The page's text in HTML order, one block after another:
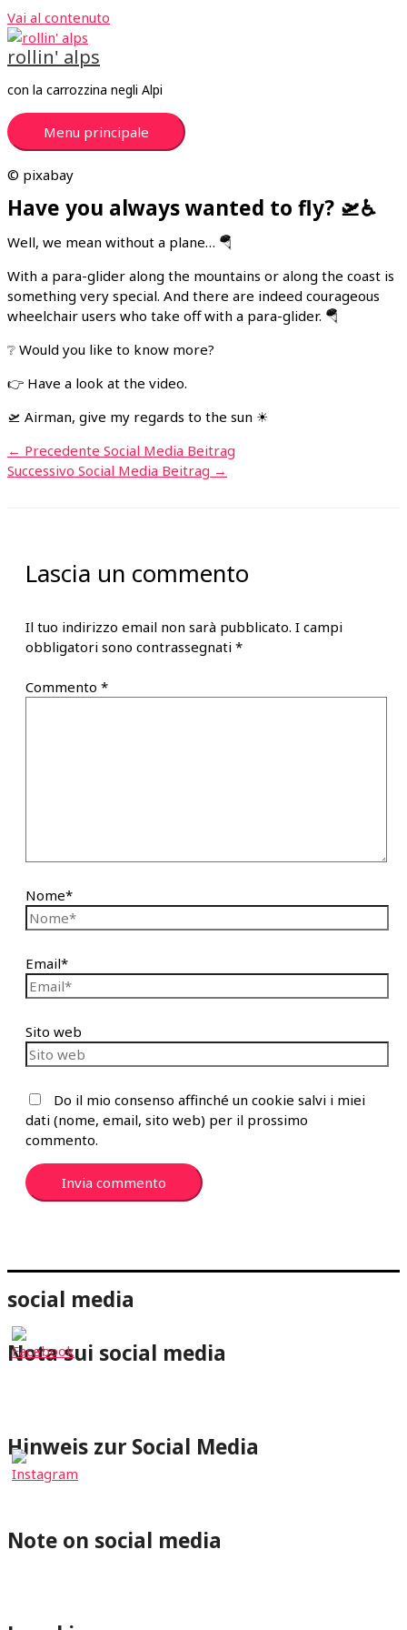
Vai al contenuto
rollin' alps
con la carrozzina negli Alpi
Menu principale
© pixabay
Have you always wanted to fly? 🛫♿
Well, we mean without a plane… 🪂
With a para-glider along the mountains or along the coast is
something very special. And there are indeed courageous
wheelchair users who take off with a para-glider. 🪂
❔ Would you like to know more?
👉 Have a look at the video.
🛫 Airman, give my regards to the sun ☀
← Precedente Social Media Beitrag
Successivo Social Media Beitrag →
Lascia un commento
Il tuo indirizzo email non sarà pubblicato. I campi
obbligatori sono contrassegnati *
Commento *
Nome*
Email*
Sito web
Do il mio consenso affinché un cookie salvi i miei
dati (nome, email, sito web) per il prossimo
commento.
social media
Nota sui social media
Hinweis zur Social Media
⇐Mit Klick auf einen Social-Media Button wirst Du zum
Note on social media